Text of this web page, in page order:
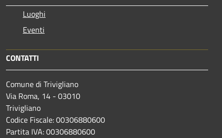
Luoghi
Eventi
CONTATTI
Comune di Trivigliano
Via Roma, 14 - 03010
Trivigliano
Codice Fiscale: 00306880600
Partita IVA: 00306880600